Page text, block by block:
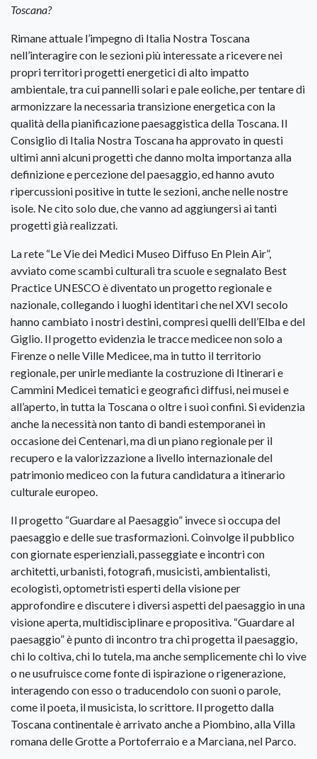
Toscana?
Rimane attuale l’impegno di Italia Nostra Toscana
nell’interagire con le sezioni più interessate a ricevere nei
propri territori progetti energetici di alto impatto
ambientale, tra cui pannelli solari e pale eoliche, per tentare di
armonizzare la necessaria transizione energetica con la
qualità della pianificazione paesaggistica della Toscana. Il
Consiglio di Italia Nostra Toscana ha approvato in questi
ultimi anni alcuni progetti che danno molta importanza alla
definizione e percezione del paesaggio, ed hanno avuto
ripercussioni positive in tutte le sezioni, anche nelle nostre
isole. Ne cito solo due, che vanno ad aggiungersi ai tanti
progetti già realizzati.
La rete “Le Vie dei Medici Museo Diffuso En Plein Air”,
avviato come scambi culturali tra scuole e segnalato Best
Practice UNESCO è diventato un progetto regionale e
nazionale, collegando i luoghi identitari che nel XVI secolo
hanno cambiato i nostri destini, compresi quelli dell’Elba e del
Giglio. Il progetto evidenzia le tracce medicee non solo a
Firenze o nelle Ville Medicee, ma in tutto il territorio
regionale, per unirle mediante la costruzione di Itinerari e
Cammini Medicei tematici e geografici diffusi, nei musei e
all’aperto, in tutta la Toscana o oltre i suoi confini. Si evidenzia
anche la necessità non tanto di bandi estemporanei in
occasione dei Centenari, ma di un piano regionale per il
recupero e la valorizzazione a livello internazionale del
patrimonio mediceo con la futura candidatura a itinerario
culturale europeo.
Il progetto “Guardare al Paesaggio” invece si occupa del
paesaggio e delle sue trasformazioni. Coinvolge il pubblico
con giornate esperienziali, passeggiate e incontri con
architetti, urbanisti, fotografi, musicisti, ambientalisti,
ecologisti, optometristi esperti della visione per
approfondire e discutere i diversi aspetti del paesaggio in una
visione aperta, multidisciplinare e propositiva. “Guardare al
paesaggio” è punto di incontro tra chi progetta il paesaggio,
chi lo coltiva, chi lo tutela, ma anche semplicemente chi lo vive
o ne usufruisce come fonte di ispirazione o rigenerazione,
interagendo con esso o traducendolo con suoni o parole,
come il poeta, il musicista, lo scrittore. Il progetto dalla
Toscana continentale è arrivato anche a Piombino, alla Villa
romana delle Grotte a Portoferraio e a Marciana, nel Parco.